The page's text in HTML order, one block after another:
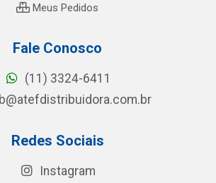
Meus Pedidos
Fale Conosco
(11) 3324-6411
Redes Sociais
Instagram